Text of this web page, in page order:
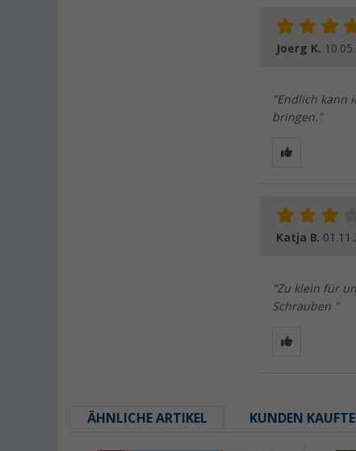
Joerg K.
"Endlich kann
bringen."
Katja B.
"Zu klein für
Schrauben "
ÄHNLICHE ARTIKEL KUNDEN